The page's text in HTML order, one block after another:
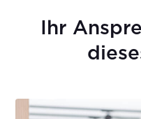
Ihr